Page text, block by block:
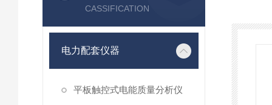
CASSIFICATION
电力配套仪器
平板触控式电能质量分析仪